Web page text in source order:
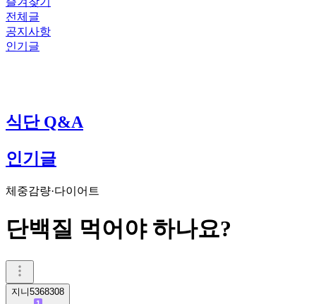
전체글
공지사항
인기글
식단 Q&A
인기글
체중감량·다이어트
단백질 먹어야 하나요?
지니5368308